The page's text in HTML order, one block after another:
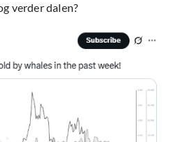
verder dalen?